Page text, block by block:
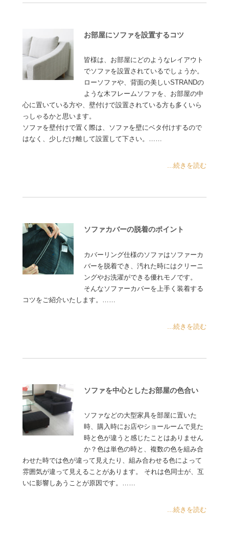
お部屋にソファを設置するコツ
皆様は、お部屋にどのようなレイアウト
でソファを設置されているでしょうか。
ローソファや、背面の美しいSTRANDの
ような木フレームソファを、お部屋の中
心に置いている方や、壁付けで設置されている方も多くいら
っしゃるかと思います。
ソファを壁付けで置く際は、ソファを壁にベタ付けするので
はなく、少しだけ離して設置して下さい。……
...続きを読む
ソファカバーの脱着のポイント
カバーリング仕様のソファはソファーカ
バーを脱着でき、汚れた時にはクリーニ
ングやお洗濯ができる優れモノです。
そんなソファーカバーを上手く装着する
コツをご紹介いたします。……
...続きを読む
ソファを中心としたお部屋の色合い
ソファなどの大型家具を部屋に置いた
時、購入時にお店やショールームで見た
時と色が違うと感じたことはありません
か？色は単色の時と、複数の色を組み合
わせた時では色が違って見えたり、組み合わせる色によって
雰囲気が違って見えることがあります。 それは色同士が、互
いに影響しあうことが原因です。……
...続きを読む